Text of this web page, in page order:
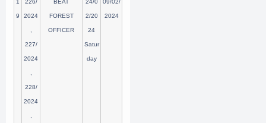
1
9
226/
2024
,
227/
2024
,
228/
2024
,
BEAT
FOREST
OFFICER
24/0
2/20
24
Satur
day
09/02/
2024